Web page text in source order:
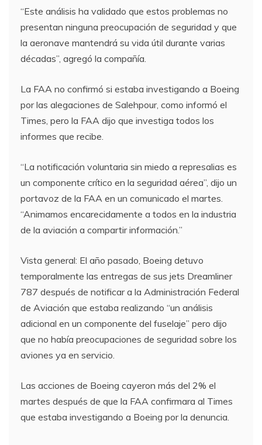
“Este análisis ha validado que estos problemas no
presentan ninguna preocupación de seguridad y que
la aeronave mantendrá su vida útil durante varias
décadas”, agregó la compañía.
La FAA no confirmó si estaba investigando a Boeing
por las alegaciones de Salehpour, como informó el
Times, pero la FAA dijo que investiga todos los
informes que recibe.
“La notificación voluntaria sin miedo a represalias es
un componente crítico en la seguridad aérea”, dijo un
portavoz de la FAA en un comunicado el martes.
“Animamos encarecidamente a todos en la industria
de la aviación a compartir información.”
Vista general: El año pasado, Boeing detuvo
temporalmente las entregas de sus jets Dreamliner
787 después de notificar a la Administración Federal
de Aviación que estaba realizando “un análisis
adicional en un componente del fuselaje” pero dijo
que no había preocupaciones de seguridad sobre los
aviones ya en servicio.
Las acciones de Boeing cayeron más del 2% el
martes después de que la FAA confirmara al Times
que estaba investigando a Boeing por la denuncia.